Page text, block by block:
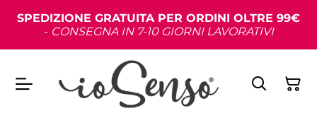
SPEDIZIONE GRATUITA PER ORDINI OLTRE 99€
- CONSEGNA IN 7-10 GIORNI LAVORATIVI